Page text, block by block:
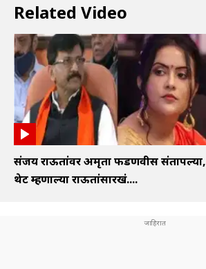
Related Video
संजय राऊतांवर अमृता फडणवीस संतापल्या,
थेट म्हणाल्या राऊतांसारखं....